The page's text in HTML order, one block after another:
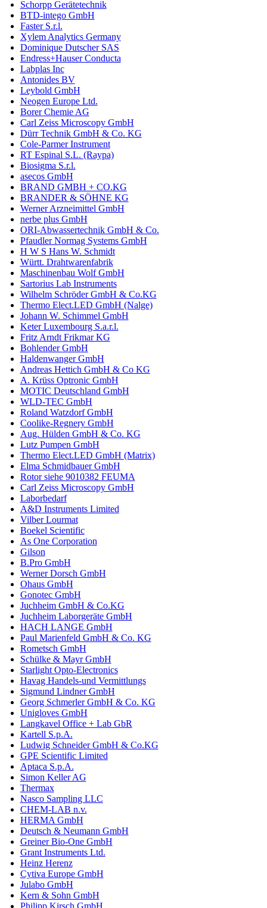
Schorpp Gerätetechnik
BTD-intego GmbH
Faster S.r.l.
Xylem Analytics Germany
Dominique Dutscher SAS
Endress+Hauser Conducta
Labplas Inc
Antonides BV
Leybold GmbH
Neogen Europe Ltd.
Borer Chemie AG
Carl Zeiss Microscopy GmbH
Dürr Technik GmbH & Co. KG
Cole-Parmer Instrument
RT Espinal S.L. (Raypa)
Biosigma S.r.l.
asecos GmbH
BRAND GMBH + CO.KG
BRANDER & SÖHNE KG
Werner Arzneimittel GmbH
nerbe plus GmbH
ORI-Abwassertechnik GmbH & Co.
Pfaudler Normag Systems GmbH
H W S Hans W. Schmidt
Württ. Drahtwarenfabrik
Maschinenbau Wolf GmbH
Sartorius Lab Instruments
Wilhelm Schröder GmbH & Co.KG
Thermo Elect.LED GmbH (Nalge)
Johann W. Schimmel GmbH
Keter Luxembourg S.a.r.l.
Fritz Arndt Frikmar KG
Bohlender GmbH
Haldenwanger GmbH
Andreas Hettich GmbH & Co KG
A. Krüss Optronic GmbH
MOTIC Deutschland GmbH
WLD-TEC GmbH
Roland Watzdorf GmbH
Coolike-Regnery GmbH
Aug. Hülden GmbH & Co. KG
Lutz Pumpen GmbH
Thermo Elect.LED GmbH (Matrix)
Elma Schmidbauer GmbH
Rotor siehe 9010382 FEUMA
Carl Zeiss Microscopy GmbH
Laborbedarf
A&D Instruments Limited
Vilber Lourmat
Boekel Scientific
As One Corporation
Gilson
B.Pro GmbH
Werner Dorsch GmbH
Ohaus GmbH
Gonotec GmbH
Juchheim GmbH & Co.KG
Juchheim Laborgeräte GmbH
HACH LANGE GmbH
Paul Marienfeld GmbH & Co. KG
Rometsch GmbH
Schülke & Mayr GmbH
Starlight Opto-Electronics
Havag Handels-und Vermittlungs
Sigmund Lindner GmbH
Georg Schmerler GmbH & Co. KG
Unigloves GmbH
Langkavel Office + Lab GbR
Kartell S.p.A.
Ludwig Schneider GmbH & Co.KG
GPE Scientific Limited
Aptaca S.p.A.
Simon Keller AG
Thermax
Nasco Sampling LLC
CHEM-LAB n.v.
HERMA GmbH
Deutsch & Neumann GmbH
Greiner Bio-One GmbH
Grant Instruments Ltd.
Heinz Herenz
Cytiva Europe GmbH
Julabo GmbH
Kern & Sohn GmbH
Philipp Kirsch GmbH